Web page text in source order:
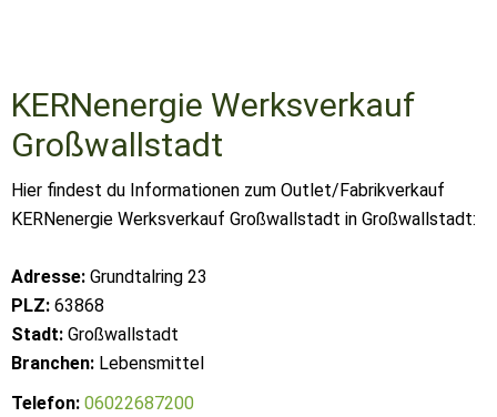
KERNenergie Werksverkauf
Großwallstadt
Hier findest du Informationen zum Outlet/Fabrikverkauf
KERNenergie Werksverkauf Großwallstadt in Großwallstadt:
Adresse: Grundtalring 23
PLZ: 63868
Stadt: Großwallstadt
Branchen: Lebensmittel
Telefon: 06022687200